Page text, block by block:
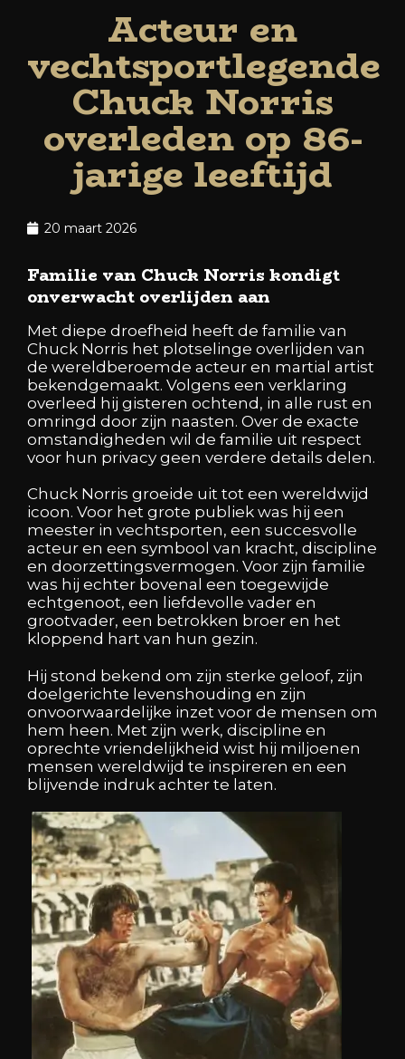
Acteur en
vechtsportlegende
Chuck Norris
overleden op 86-
jarige leeftijd
20 maart 2026
Familie van Chuck Norris kondigt
onverwacht overlijden aan
Met diepe droefheid heeft de familie van
Chuck Norris het plotselinge overlijden van
de wereldberoemde acteur en martial artist
bekendgemaakt. Volgens een verklaring
overleed hij gisteren ochtend, in alle rust en
omringd door zijn naasten. Over de exacte
omstandigheden wil de familie uit respect
voor hun privacy geen verdere details delen.
Chuck Norris groeide uit tot een wereldwijd
icoon. Voor het grote publiek was hij een
meester in vechtsporten, een succesvolle
acteur en een symbool van kracht, discipline
en doorzettingsvermogen. Voor zijn familie
was hij echter bovenal een toegewijde
echtgenoot, een liefdevolle vader en
grootvader, een betrokken broer en het
kloppend hart van hun gezin.
Hij stond bekend om zijn sterke geloof, zijn
doelgerichte levenshouding en zijn
onvoorwaardelijke inzet voor de mensen om
hem heen. Met zijn werk, discipline en
oprechte vriendelijkheid wist hij miljoenen
mensen wereldwijd te inspireren en een
blijvende indruk achter te laten.